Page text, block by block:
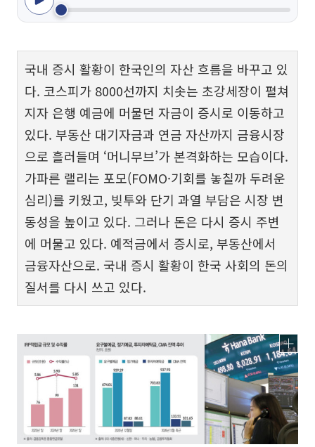
국내 증시 활황이 한국인의 자산 흐름을 바꾸고 있
다. 코스피가 8000선까지 치솟는 초강세장이 펼쳐
지자 은행 예금에 머물던 자금이 증시로 이동하고
있다. 부동산 대기자금과 연금 자산까지 금융시장
으로 흘러들며 ‘머니무브’가 본격화하는 모습이다.
가파른 랠리는 포모(FOMO·기회를 놓칠까 두려운
심리)를 키웠고, 빚투와 단기 과열 부담은 시장 변
동성을 높이고 있다. 그러나 돈은 다시 증시 주변
에 머물고 있다. 예적금에서 증시로, 부동산에서
금융자산으로. 국내 증시 활황이 한국 사회의 돈의
질서를 다시 쓰고 있다.